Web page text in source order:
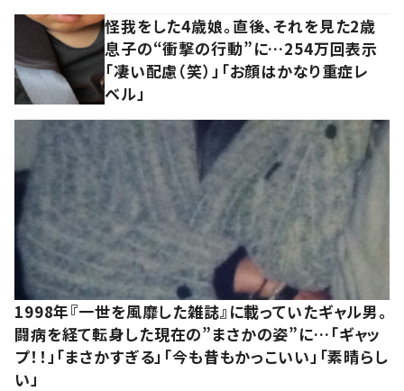
怪我をした4歳娘。直後、それを見た2歳
息子の“衝撃の行動”に…254万回表示
「凄い配慮（笑）」「お顔はかなり重症レ
ベル」
1998年『一世を風靡した雑誌』に載っていたギャル男。
闘病を経て転身した現在の”まさかの姿”に…「ギャッ
プ！！」「まさかすぎる」「今も昔もかっこいい」「素晴らし
い」